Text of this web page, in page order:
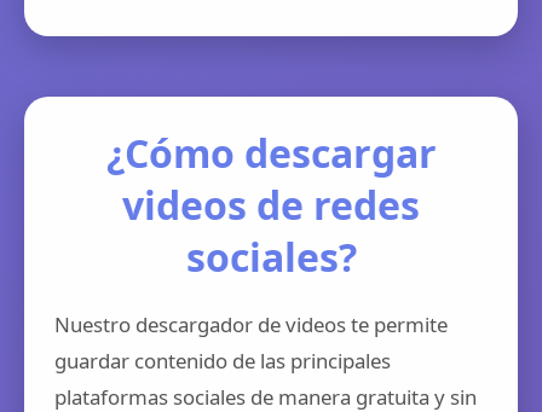
¿Cómo descargar
videos de redes
sociales?
Nuestro descargador de videos te permite
guardar contenido de las principales
plataformas sociales de manera gratuita y sin